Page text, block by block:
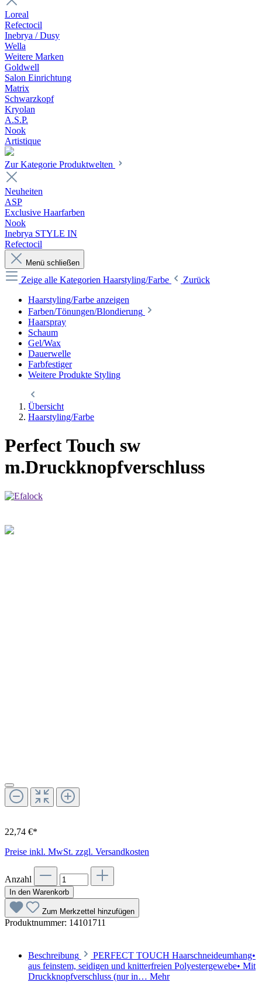
Loreal
Refectocil
Inebrya / Dusy
Wella
Weitere Marken
Goldwell
Salon Einrichtung
Matrix
Schwarzkopf
Kryolan
A.S.P.
Nook
Artistique
Zur Kategorie Produktwelten
Neuheiten
ASP
Exclusive Haarfarben
Nook
Inebrya STYLE IN
Refectocil
Menü schließen
Zeige alle Kategorien Haarstyling/Farbe
Zurück
Haarstyling/Farbe anzeigen
Farben/Tönungen/Blondierung
Haarspray
Schaum
Gel/Wax
Dauerwelle
Farbfestiger
Weitere Produkte Styling
Übersicht
Haarstyling/Farbe
Perfect Touch sw
m.Druckknopfverschluss
22,74 €*
Preise inkl. MwSt. zzgl. Versandkosten
Anzahl
In den Warenkorb
Zum Merkzettel hinzufügen
Produktnummer: 14101711
Beschreibung
PERFECT TOUCH Haarschneideumhang•
aus feinstem, seidigen und knitterfreien Polyestergewebe• Mit
Druckknopfverschluss (nur in… Mehr